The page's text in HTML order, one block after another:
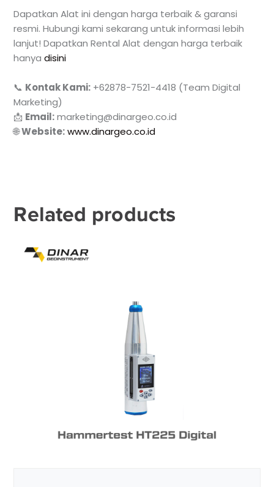
Dapatkan Alat ini dengan harga terbaik & garansi
resmi. Hubungi kami sekarang untuk informasi lebih
lanjut! Dapatkan Rental Alat dengan harga terbaik
hanyadisini
📞 Kontak Kami: +62878-7521-4418 (Team Digital
Marketing)
📩 Email:marketing@dinargeo.co.id
🌐Website: www.dinargeo.co.id
Related products